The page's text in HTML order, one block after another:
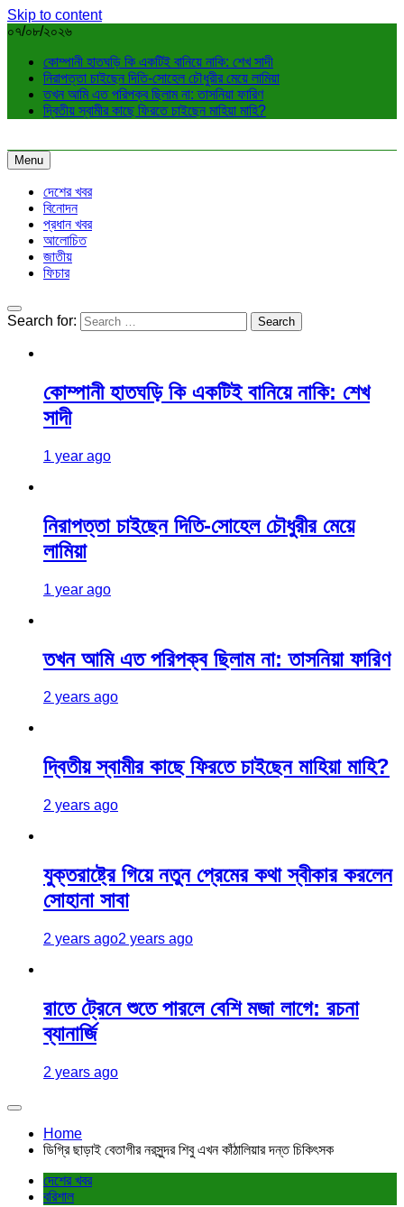
Skip to content
০৭/০৮/২০২৬
কোম্পানী হাতঘড়ি কি একটিই বানিয়ে নাকি: শেখ সাদী
নিরাপত্তা চাইছেন দিতি-সোহেল চৌধুরীর মেয়ে লামিয়া
তখন আমি এত পরিপক্ব ছিলাম না: তাসনিয়া ফারিণ
দ্বিতীয় স্বামীর কাছে ফিরতে চাইছেন মাহিয়া মাহি?
Menu
দেশের খবর
বিনোদন
প্রধান খবর
আলোচিত
জাতীয়
ফিচার
Search for:
কোম্পানী হাতঘড়ি কি একটিই বানিয়ে নাকি: শেখ
সাদী
1 year ago
নিরাপত্তা চাইছেন দিতি-সোহেল চৌধুরীর মেয়ে
লামিয়া
1 year ago
তখন আমি এত পরিপক্ব ছিলাম না: তাসনিয়া ফারিণ
2 years ago
দ্বিতীয় স্বামীর কাছে ফিরতে চাইছেন মাহিয়া মাহি?
2 years ago
যুক্তরাষ্ট্রে গিয়ে নতুন প্রেমের কথা স্বীকার করলেন
সোহানা সাবা
2 years ago2 years ago
রাতে ট্রেনে শুতে পারলে বেশি মজা লাগে: রচনা
ব্যানার্জি
2 years ago
Home
ডিগ্রি ছাড়াই বেতাগীর নরসুন্দর শিবু এখন কাঁঠালিয়ার দন্ত চিকিৎসক
দেশের খবর
বরিশাল